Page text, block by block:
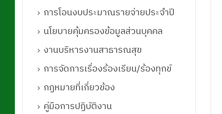
การโอนงบประมาณรายจ่ายประจำปี
นโยบายคุ้มครองข้อมูลส่วนบุคคล
งานบริหารงานสาธารณสุข
การจัดการเรื่องร้องเรียน/ร้องทุกข์
กฏหมายที่เกี่ยวข้อง
คู่มือการปฏิบัติงาน